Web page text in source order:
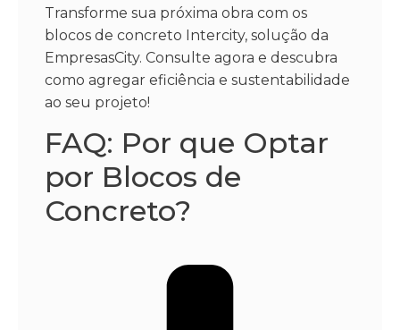
Transforme sua próxima obra com os
blocos de concreto Intercity, solução da
EmpresasCity. Consulte agora e descubra
como agregar eficiência e sustentabilidade
ao seu projeto!
FAQ: Por que Optar
por Blocos de
Concreto?